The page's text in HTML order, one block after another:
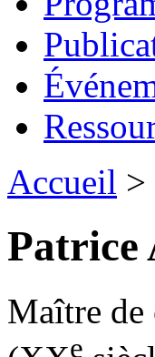
Accueil >
Patrice
Maître de
e